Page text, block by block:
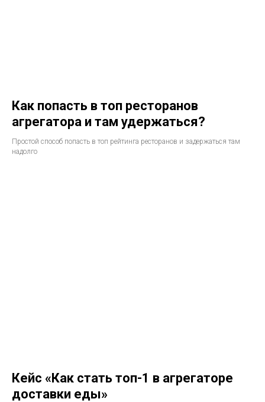
Как попасть в топ ресторанов
агрегатора и там удержаться?
Простой способ попасть в топ рейтинга ресторанов и задержаться там
надолго
Кейс «Как стать топ-1 в агрегаторе
доставки еды»